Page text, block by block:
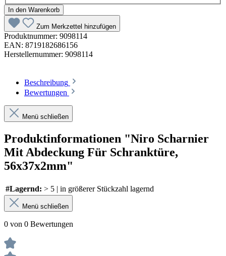
In den Warenkorb
Zum Merkzettel hinzufügen
Produktnummer: 9098114
EAN: 8719182686156
Herstellernummer: 9098114
Beschreibung
Bewertungen
Menü schließen
Produktinformationen "Niro Scharnier
Mit Abdeckung Für Schranktüre,
56x37x2mm"
#Lagernd: > 5 | in größerer Stückzahl lagernd
Menü schließen
0 von 0 Bewertungen